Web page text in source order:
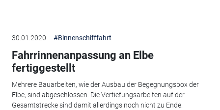
30.01.2020 #Binnenschifffahrt
Fahrrinnenanpassung an Elbe
fertiggestellt
Mehrere Bauarbeiten, wie der Ausbau der Begegnungsbox der
Elbe, sind abgeschlossen. Die Vertiefungsarbeiten auf der
Gesamtstrecke sind damit allerdings noch nicht zu Ende.